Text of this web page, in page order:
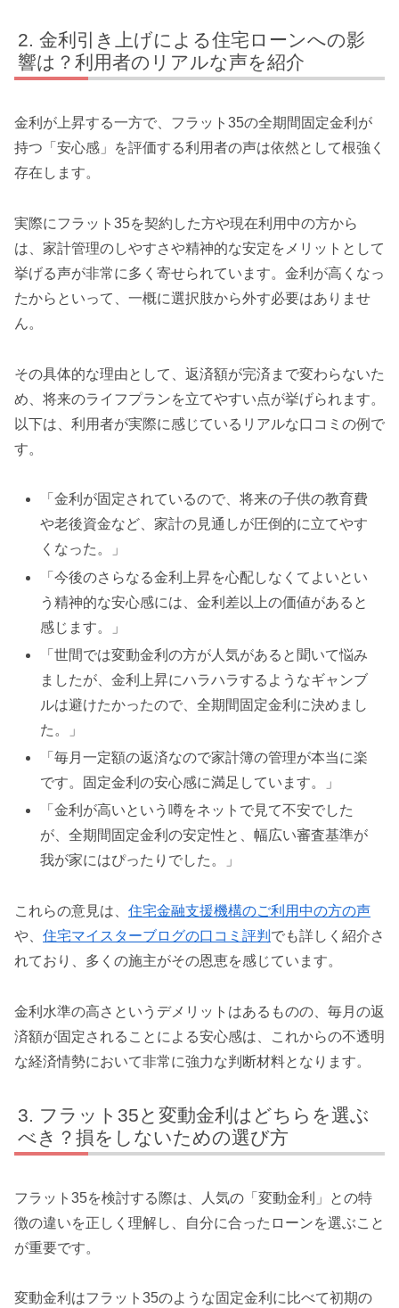
金利引き上げによる住宅ローンへの影
響は？利用者のリアルな声を紹介
金利が上昇する一方で、フラット35の全期間固定金利が
持つ「安心感」を評価する利用者の声は依然として根強く
存在します。
実際にフラット35を契約した方や現在利用中の方から
は、家計管理のしやすさや精神的な安定をメリットとして
挙げる声が非常に多く寄せられています。金利が高くなっ
たからといって、一概に選択肢から外す必要はありませ
ん。
その具体的な理由として、返済額が完済まで変わらないた
め、将来のライフプランを立てやすい点が挙げられます。
以下は、利用者が実際に感じているリアルな口コミの例で
す。
「金利が固定されているので、将来の子供の教育費
や老後資金など、家計の見通しが圧倒的に立てやす
くなった。」
「今後のさらなる金利上昇を心配しなくてよいとい
う精神的な安心感には、金利差以上の価値があると
感じます。」
「世間では変動金利の方が人気があると聞いて悩み
ましたが、金利上昇にハラハラするようなギャンブ
ルは避けたかったので、全期間固定金利に決めまし
た。」
「毎月一定額の返済なので家計簿の管理が本当に楽
です。固定金利の安心感に満足しています。」
「金利が高いという噂をネットで見て不安でした
が、全期間固定金利の安定性と、幅広い審査基準が
我が家にはぴったりでした。」
これらの意見は、 住宅金融支援機構のご利用中の方の声
や、 住宅マイスターブログの口コミ評判 でも詳しく紹介さ
れており、多くの施主がその恩恵を感じています。
金利水準の高さというデメリットはあるものの、毎月の返
済額が固定されることによる安心感は、これからの不透明
な経済情勢において非常に強力な判断材料となります。
フラット35と変動金利はどちらを選ぶ
べき？損をしないための選び方
フラット35を検討する際は、人気の「変動金利」との特
徴の違いを正しく理解し、自分に合ったローンを選ぶこと
が重要です。
変動金利はフラット35のような固定金利に比べて初期の